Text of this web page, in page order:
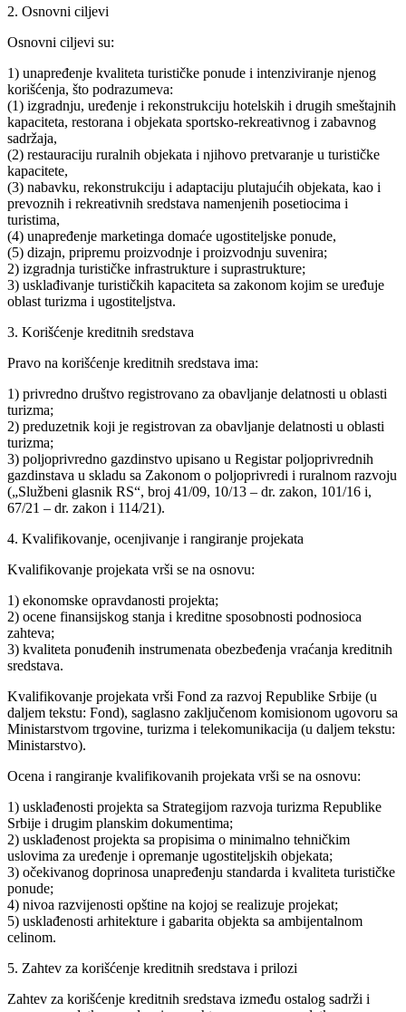
2. Osnovni ciljevi
Osnovni ciljevi su:
1) unapređenje kvaliteta turističke ponude i intenziviranje njenog
korišćenja, što podrazumeva:
(1) izgradnju, uređenje i rekonstrukciju hotelskih i drugih smeštajnih
kapaciteta, restorana i objekata sportsko-rekreativnog i zabavnog
sadržaja,
(2) restauraciju ruralnih objekata i njihovo pretvaranje u turističke
kapacitete,
(3) nabavku, rekonstrukciju i adaptaciju plutajućih objekata, kao i
prevoznih i rekreativnih sredstava namenjenih posetiocima i
turistima,
(4) unapređenje marketinga domaće ugostiteljske ponude,
(5) dizajn, pripremu proizvodnje i proizvodnju suvenira;
2) izgradnja turističke infrastrukture i suprastrukture;
3) usklađivanje turističkih kapaciteta sa zakonom kojim se uređuje
oblast turizma i ugostiteljstva.
3. Korišćenje kreditnih sredstava
Pravo na korišćenje kreditnih sredstava ima:
1) privredno društvo registrovano za obavljanje delatnosti u oblasti
turizma;
2) preduzetnik koji je registrovan za obavljanje delatnosti u oblasti
turizma;
3) poljoprivredno gazdinstvo upisano u Registar poljoprivrednih
gazdinstava u skladu sa Zakonom o poljoprivredi i ruralnom razvoju
(„Službeni glasnik RS“, broj 41/09, 10/13 – dr. zakon, 101/16 i,
67/21 – dr. zakon i 114/21).
4. Kvalifikovanje, ocenjivanje i rangiranje projekata
Kvalifikovanje projekata vrši se na osnovu:
1) ekonomske opravdanosti projekta;
2) ocene finansijskog stanja i kreditne sposobnosti podnosioca
zahteva;
3) kvaliteta ponuđenih instrumenata obezbeđenja vraćanja kreditnih
sredstava.
Kvalifikovanje projekata vrši Fond za razvoj Republike Srbije (u
daljem tekstu: Fond), saglasno zaključenom komisionom ugovoru sa
Ministarstvom trgovine, turizma i telekomunikacija (u daljem tekstu:
Ministarstvo).
Ocena i rangiranje kvalifikovanih projekata vrši se na osnovu:
1) usklađenosti projekta sa Strategijom razvoja turizma Republike
Srbije i drugim planskim dokumentima;
2) usklađenost projekta sa propisima o minimalno tehničkim
uslovima za uređenje i opremanje ugostiteljskih objekata;
3) očekivanog doprinosa unapređenju standarda i kvaliteta turističke
ponude;
4) nivoa razvijenosti opštine na kojoj se realizuje projekat;
5) usklađenosti arhitekture i gabarita objekta sa ambijentalnom
celinom.
5. Zahtev za korišćenje kreditnih sredstava i prilozi
Zahtev za korišćenje kreditnih sredstava između ostalog sadrži i